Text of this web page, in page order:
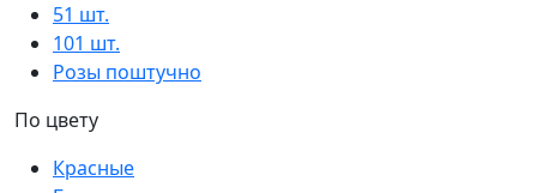
51 шт.
101 шт.
Розы поштучно
По цвету
Красные